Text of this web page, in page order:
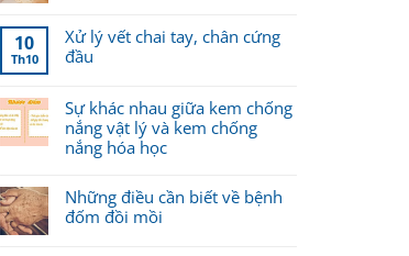
10
Th10
Xử lý vết chai tay, chân cứng
đầu
Sự khác nhau giữa kem chống
nắng vật lý và kem chống
nắng hóa học
Những điều cần biết về bệnh
đốm đồi mồi